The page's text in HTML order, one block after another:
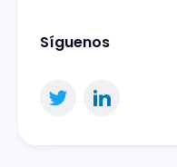
Síguenos